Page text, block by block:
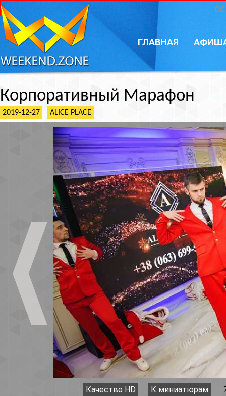
ГЛАВНАЯ
Корпоративный Марафон
2019-12-27 ALICE PLACE
Качество HD К миниатюрам